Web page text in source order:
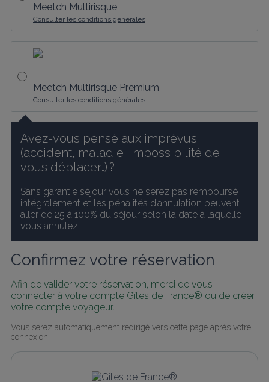
Meetch Multirisque
Consulter les conditions générales
Meetch Multirisque Premium
Consulter les conditions générales
Avez-vous pensé aux imprévus
(accident, maladie, impossibilité de
vous déplacer…) ?
Sans garantie séjour vous ne serez pas remboursé
intégralement et les pénalités d’annulation peuvent
aller de 25 à 100% du séjour selon la date à laquelle
vous annulez.
Confirmez votre réservation
Afin de valider votre réservation, merci de vous
connecter à votre compte Gîtes de France® ou de créer
votre compte voyageur.
Vous serez automatiquement redirigé vers cette page après votre
connexion.